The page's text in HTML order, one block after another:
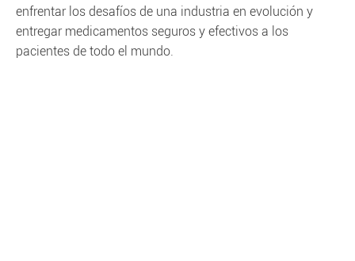
enfrentar los desafíos de una industria en evolución y
entregar medicamentos seguros y efectivos a los
pacientes de todo el mundo.